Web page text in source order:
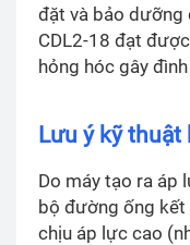
đặt và bảo dưỡng
CDL2-18 đạt
hỏng hóc gây
Lưu ý kỹ
Do máy tạo ra áp
bộ đường ống kết
chịu áp lực cao